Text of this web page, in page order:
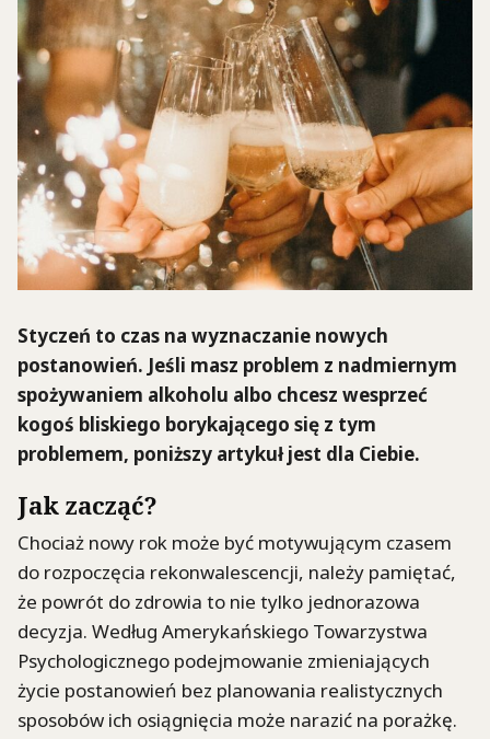
Styczeń to czas na wyznaczanie nowych
postanowień. Jeśli masz problem z nadmiernym
spożywaniem alkoholu albo chcesz wesprzeć
kogoś bliskiego borykającego się z tym
problemem, poniższy artykuł jest dla Ciebie.
Jak zacząć?
Chociaż nowy rok może być motywującym czasem
do rozpoczęcia rekonwalescencji, należy pamiętać,
że powrót do zdrowia to nie tylko jednorazowa
decyzja. Według Amerykańskiego Towarzystwa
Psychologicznego podejmowanie zmieniających
życie postanowień bez planowania realistycznych
sposobów ich osiągnięcia może narazić na porażkę.